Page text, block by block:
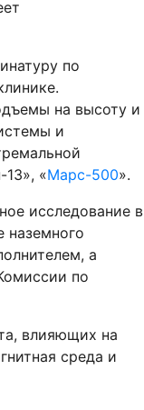
по
на высоту и
и
«Марс-500».
исследование в
наземного
а
по
влияющих на
среда и